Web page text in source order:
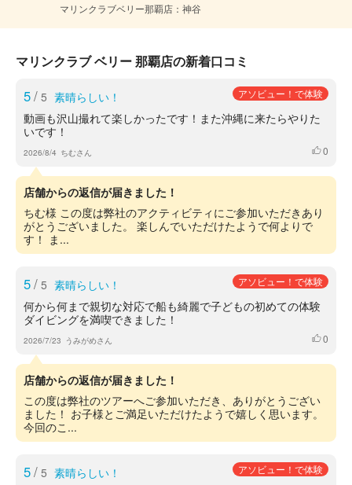
マリンクラブベリー那覇店：神谷
マリンクラブ ベリー 那覇店の新着口コミ
5/ 5 素晴らしい！ アソビュー！で体験
動画も沢山撮れて楽しかったです！また沖縄に来たらやりた
いです！
2026/8/4 ちむさん いいね
0
店舗からの返信が届きました！
ちむ様 この度は弊社のアクティビティにご参加いただきあり
がとうございました。 楽しんでいただけたようで何よりで
す！ ま...
5/ 5 素晴らしい！ アソビュー！で体験
何から何まで親切な対応で船も綺麗で子どもの初めての体験
ダイビングを満喫できました！
2026/7/23 うみがめさん いいね
0
店舗からの返信が届きました！
この度は弊社のツアーへご参加いただき、ありがとうござい
ました！ お子様とご満足いただけたようで嬉しく思います。
今回のこ...
5/ 5 素晴らしい！ アソビュー！で体験